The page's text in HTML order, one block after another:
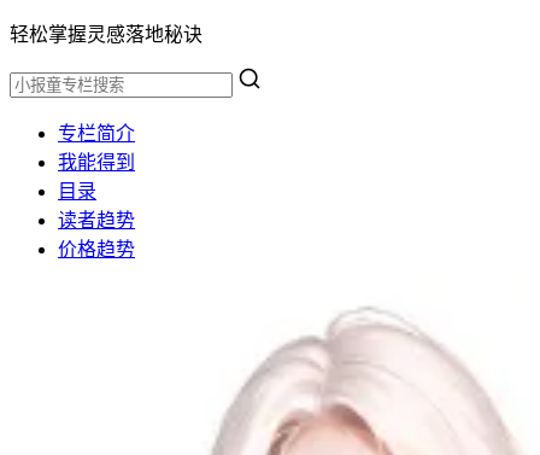
轻松掌握灵感落地秘诀
专栏简介
我能得到
目录
读者趋势
价格趋势